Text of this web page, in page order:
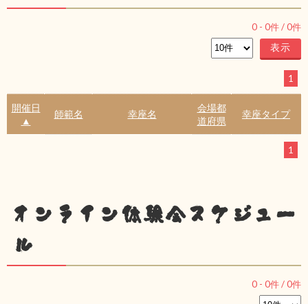
0 - 0件 /0件
1
開催日
▲
師範名 幸座名
会場都
道府県
幸座タイプ
1
オンライン体験会スケジュー
ル
0 - 0件 /0件